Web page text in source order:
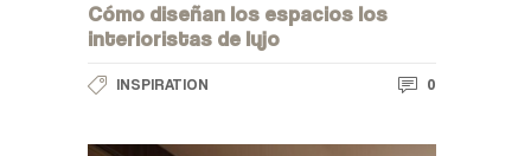
Cómo diseñan los espacios los
interioristas de lujo
INSPIRATION 0